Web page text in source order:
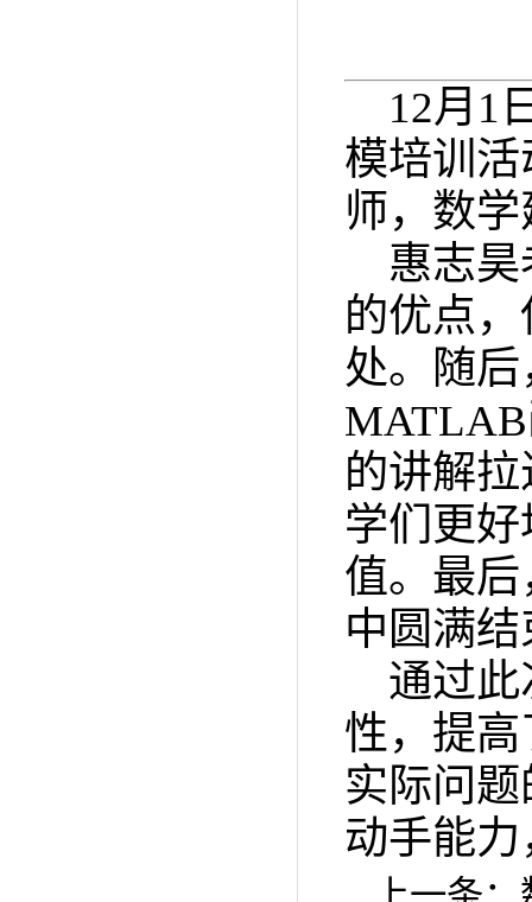
12月1
模培训
师，数
惠志
的优点
处。随
的讲解
学们更
值。最
中圆满
通过
性，提
实际问
动手能